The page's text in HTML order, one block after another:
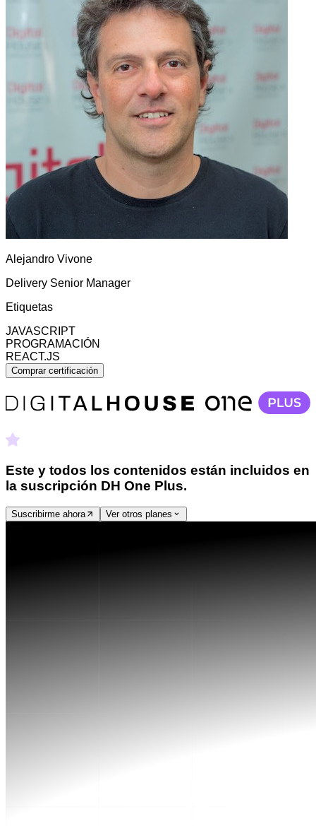
Alejandro Vivone
Delivery Senior Manager
Etiquetas
JAVASCRIPT
PROGRAMACIÓN
REACT.JS
Comprar certificación
Este y todos los contenidos están incluidos en
la suscripción DH One Plus.
Suscribirme ahora Ver otros planes